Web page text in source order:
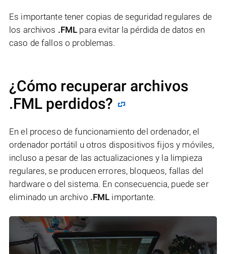
Es importante tener copias de seguridad regulares de
los archivos .FML para evitar la pérdida de datos en
caso de fallos o problemas.
¿Cómo recuperar archivos
.FML perdidos?
En el proceso de funcionamiento del ordenador, el
ordenador portátil u otros dispositivos fijos y móviles,
incluso a pesar de las actualizaciones y la limpieza
regulares, se producen errores, bloqueos, fallas del
hardware o del sistema. En consecuencia, puede ser
eliminado un archivo .FML importante.